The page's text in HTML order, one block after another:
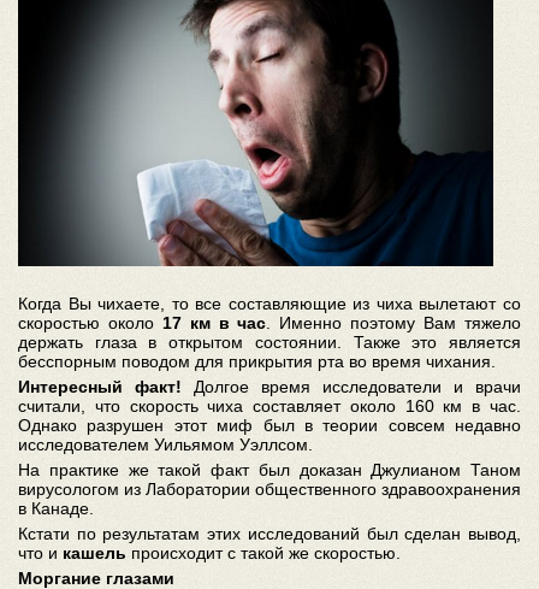
Когда Вы чихаете, то все составляющие из чиха вылетают со
скоростью около 17 км в час . Именно поэтому Вам тяжело
держать глаза в открытом состоянии. Также это является
бесспорным поводом для прикрытия рта во время чихания.
Интересный факт! Долгое время исследователи и врачи
считали, что скорость чиха составляет около 160 км в час.
Однако разрушен этот миф был в теории совсем недавно
исследователем Уильямом Уэллсом.
На практике же такой факт был доказан Джулианом Таном
вирусологом из Лаборатории общественного здравоохранения
в Канаде.
Кстати по результатам этих исследований был сделан вывод,
что и кашель происходит с такой же скоростью.
Моргание глазами